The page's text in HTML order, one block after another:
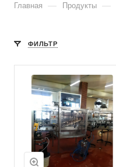
Главная — Продукты —
ФИЛЬТР